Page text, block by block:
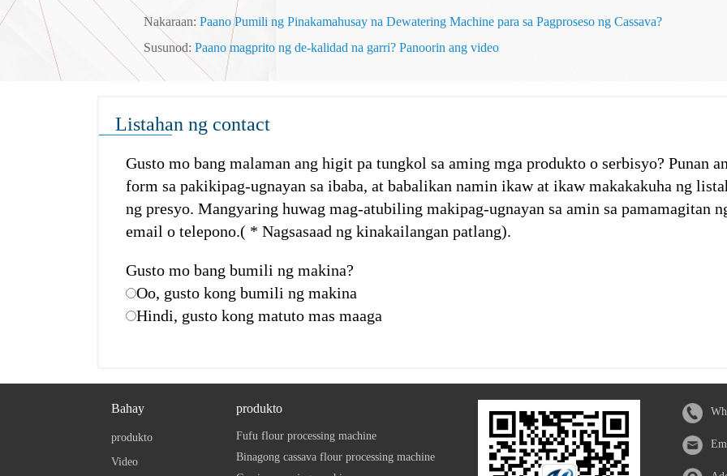
Nakaraan: Paano Pumili ng Pinakamahusay na Dewatering Machine para sa Pagproseso ng Cassava?
Susunod: Paano magprito ng de-kalidad na garri? Panoorin ang video
Listahan ng contact
Gusto mo bang malaman ang higit pa tungkol sa aming mga produkto o serbisyo? Punan
form sa pakikipag-ugnayan sa ibaba, at babalikan namin ikaw at ikaw makakakuha ng
ng presyo. Mangyaring huwag mag-atubiling makipag-ugnayan sa amin sa pamamagitan
email o telepono.( * Nagsasaad ng kinakailangan patlang).
Gusto mo bang bumili ng makina?
Oo, gusto kong bumili ng makina
Hindi, gusto kong matuto mas maaga
Bahay
produkto
Video
produkto
Fufu flour processing machine
Binagong cassava flour processing machine